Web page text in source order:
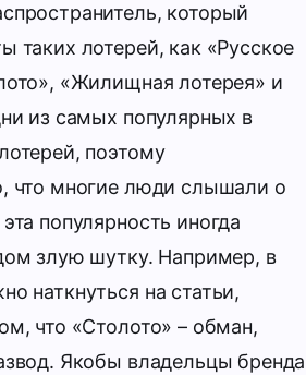
который
таких лотерей, как «Русское
«Жилищная лотерея» и
из самых популярных в
поэтому
что многие люди слышали о
популярность иногда
злую шутку. Например, в
наткнуться на статьи,
что «Столото» – обман,
Якобы владельцы бренда